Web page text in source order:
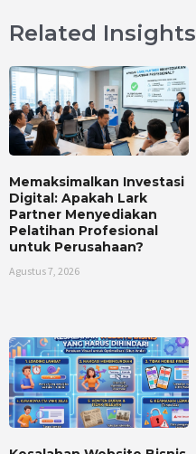
Related Insights
Memaksimalkan Investasi
Digital: Apakah Lark
Partner Menyediakan
Pelatihan Profesional
untuk Perusahaan?
Agustus 7, 2026